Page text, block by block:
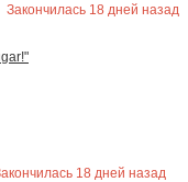
Закончилась 18 дней назад
18 дней назад